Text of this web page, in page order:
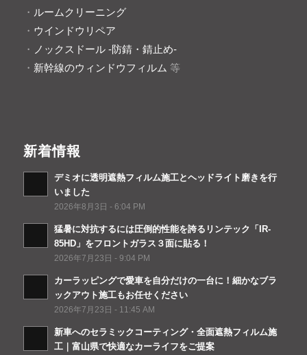
・ ルームクリーニング
・ ウインドウリペア
・ ノックスドール -防錆・錆止め-
・ 新幹線のウィンドウフィルム 等
新着情報
デミオに透明遮熱フィルム施工とヘッドライト磨きを行
いました
2026年8月3日 - 6:04 PM
猛暑に対抗するには圧倒的性能を誇るリンテック「IR-
85HD」をフロントガラス３面に貼る！
2026年7月23日 - 9:04 PM
カーラッピングで愛車を自分だけの一台に！細かなブラ
ックアウト施工もお任せください
2026年7月23日 - 11:45 AM
新車へのセラミックコーティング・全面遮熱フィルム施
工｜富山県で快適なカーライフをご提案